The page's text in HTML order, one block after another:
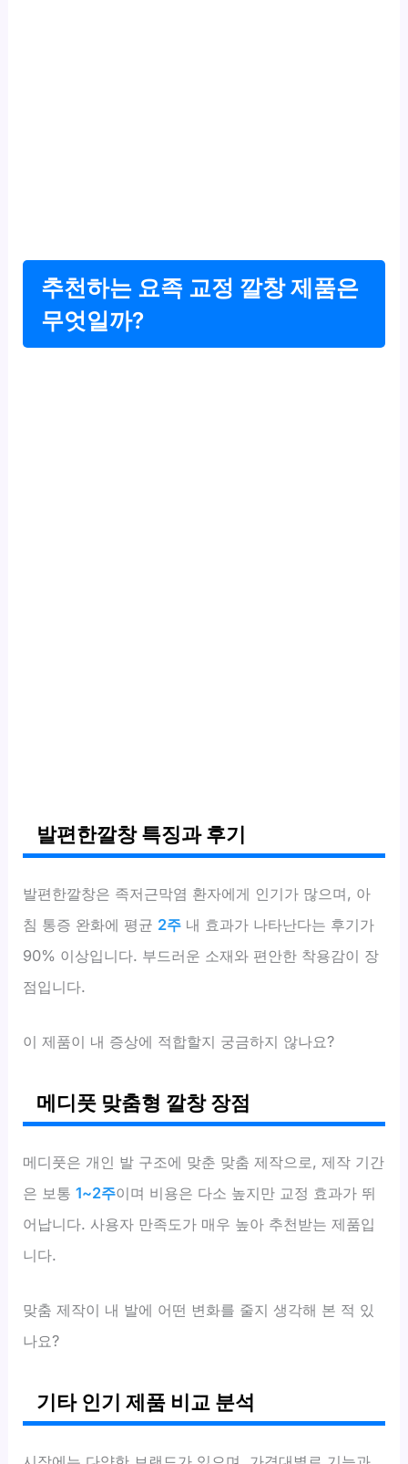
추천하는 요족 교정 깔창 제품은
무엇일까?
발편한깔창 특징과 후기
발편한깔창은 족저근막염 환자에게 인기가 많으며, 아
침 통증 완화에 평균 2주 내 효과가 나타난다는 후기가
90% 이상입니다. 부드러운 소재와 편안한 착용감이 장
점입니다.
이 제품이 내 증상에 적합할지 궁금하지 않나요?
메디풋 맞춤형 깔창 장점
메디풋은 개인 발 구조에 맞춘 맞춤 제작으로, 제작 기간
은 보통1~2주이며 비용은 다소 높지만 교정 효과가 뛰
어납니다. 사용자 만족도가 매우 높아 추천받는 제품입
니다.
맞춤 제작이 내 발에 어떤 변화를 줄지 생각해 본 적 있
나요?
기타 인기 제품 비교 분석